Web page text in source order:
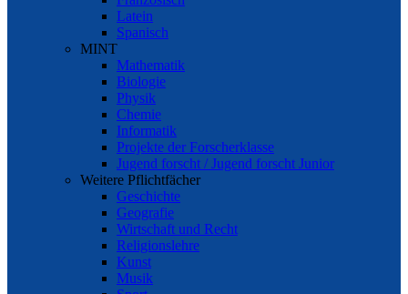
Latein
Spanisch
MINT
Mathematik
Biologie
Physik
Chemie
Informatik
Projekte der Forscherklasse
Jugend forscht / Jugend forscht Junior
Weitere Pflichtfächer
Geschichte
Geografie
Wirtschaft und Recht
Religionslehre
Kunst
Musik